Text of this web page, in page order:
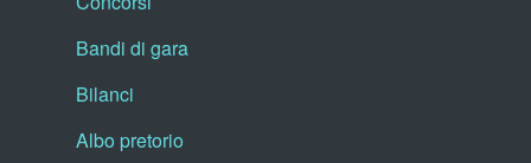
Bandi di gara
Bilanci
Albo pretorio